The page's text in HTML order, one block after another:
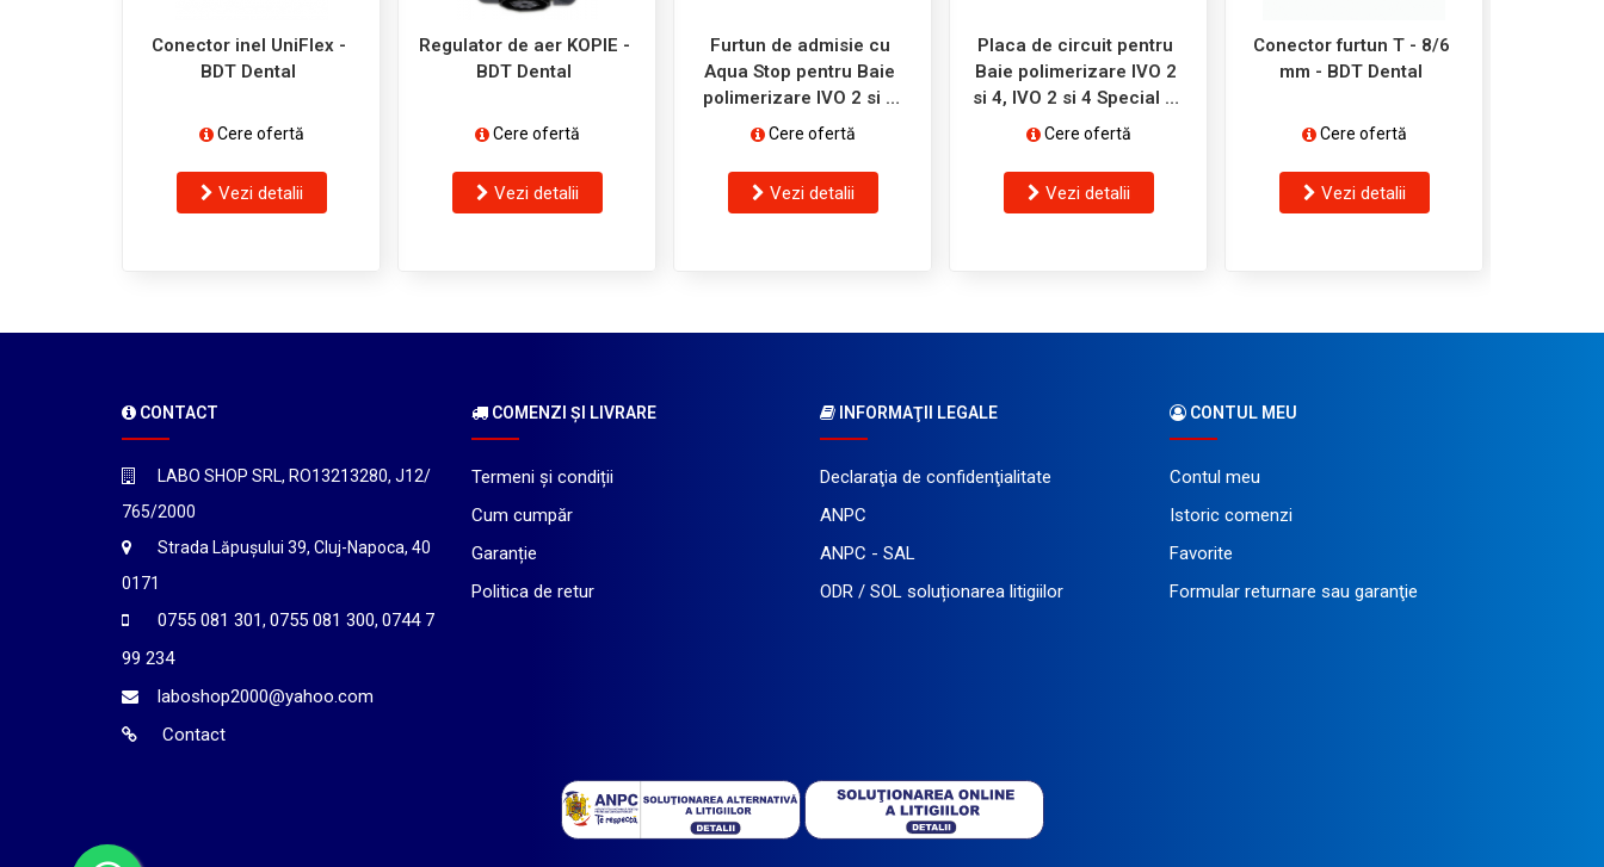
Conector inel UniFlex -
BDT Dental
Cere ofertă
Vezi detalii
Regulator de aer KOPIE -
BDT Dental
Cere ofertă
Vezi detalii
Furtun de admisie cu
Aqua Stop pentru Baie
polimerizare IVO 2 si 4
Special - BDT Dental
Cere ofertă
Vezi detalii
Placa de circuit pentru
Baie polimerizare IVO 2
si 4, IVO 2 si 4 Special si
IVO 2 si 4 Manual - BDT
Cere ofertă
Vezi detalii
Conector furtun T - 8/6
mm - BDT Dental
Cere ofertă
Vezi detalii
CONTACT
LABO SHOP SRL, RO13213280, J12/
765/2000
Strada Lăpușului 39, Cluj-Napoca, 40
0171
0755 081 301, 0755 081 300, 0744 7
99 234
laboshop2000@yahoo.com
Contact
COMENZI ŞI LIVRARE
Termeni și condiții
Cum cumpăr
Garanție
Politica de retur
INFORMAŢII LEGALE
Declaraţia de confidenţialitate
ANPC
ANPC - SAL
ODR / SOL soluționarea litigiilor
CONTUL MEU
Contul meu
Istoric comenzi
Favorite
Formular returnare sau garanţie